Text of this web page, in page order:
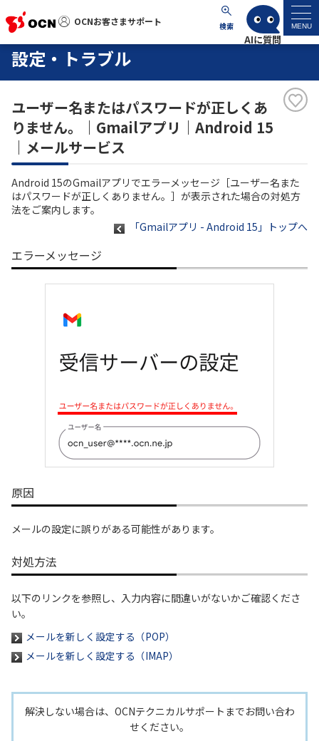
OCNお客さまサポート 検索 MENU
OCNお客さまサポート
サポートトップ
サービス名から探す
よくあるご質問
工事・故障情報
各種ダウンロード
お問い合わせ
履歴・お気に入り
NTTドコモビジネスのお客さ
まはこちら
工事・故障情報通知
サービス
設定・トラブル
ユーザー名またはパスワードが正しくあ
りません。｜Gmailアプリ｜Android 15
｜メールサービス
Android 15のGmailアプリでエラーメッセージ［ユーザー名また
はパスワードが正しくありません。］が表示された場合の対処方
法をご案内します。
「Gmailアプリ - Android 15」トップへ
エラーメッセージ
原因
メールの設定に誤りがある可能性があります。
対処方法
以下のリンクを参照し、入力内容に間違いがないかご確認くださ
い。
メールを新しく設定する（POP）
メールを新しく設定する（IMAP）
解決しない場合は、OCNテクニカルサポートまでお問い合わ
せください。